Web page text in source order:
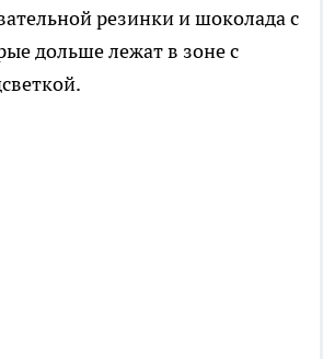
резинки и шоколада с
дольше лежат в зоне с